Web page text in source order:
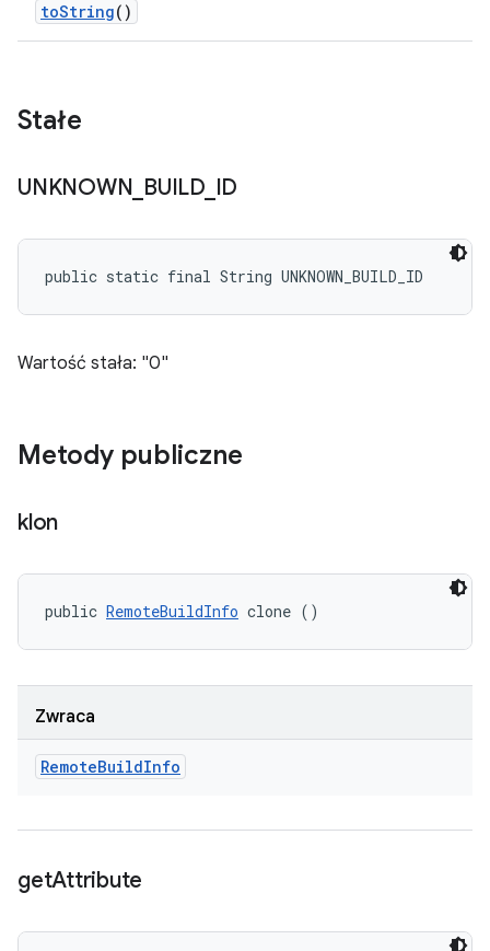
toString()
Stałe
UNKNOWN BUILD_ ID
public static final String UNKNOWN_BUILD_ID
Wartość stała: "0"
Metody publiczne
klon
public RemoteBuildInfo clone ()
Zwraca
RemoteBuildInfo
getAttribute